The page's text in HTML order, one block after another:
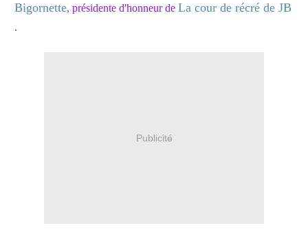
Bigornette, présidente d'honneur de La cour de récré de JB
.
Publicité